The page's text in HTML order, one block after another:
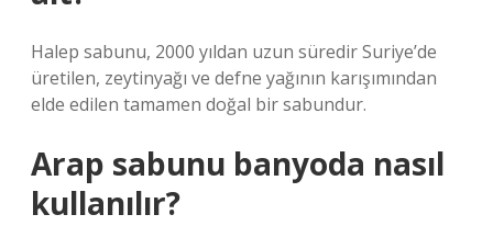
Halep sabunu, 2000 yıldan uzun süredir Suriye’de
üretilen, zeytinyağı ve defne yağının karışımından
elde edilen tamamen doğal bir sabundur.
Arap sabunu banyoda nasıl
kullanılır?